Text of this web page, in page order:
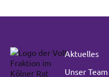
Aktuelles
Unser Team